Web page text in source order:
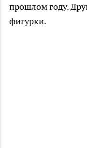
прошлом году.
фигурки.